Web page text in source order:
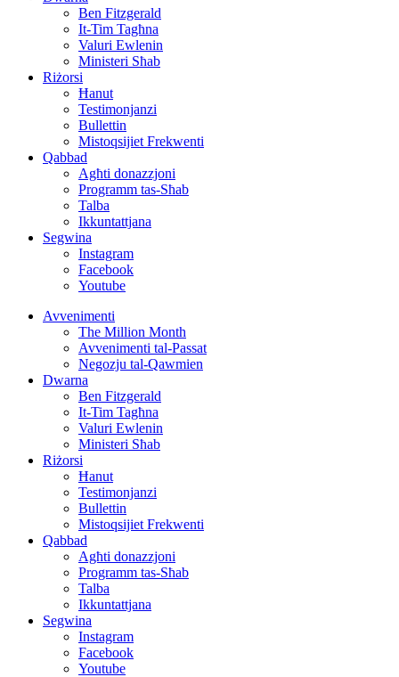
Ben Fitzgerald
It-Tim Tagħna
Valuri Ewlenin
Ministeri Sħab
Riżorsi
Ħanut
Testimonjanzi
Bullettin
Mistoqsijiet Frekwenti
Qabbad
Agħti donazzjoni
Programm tas-Sħab
Talba
Ikkuntattjana
Segwina
Instagram
Facebook
Youtube
Avvenimenti
The Million Month
Avvenimenti tal-Passat
Negozju tal-Qawmien
Dwarna
Ben Fitzgerald
It-Tim Tagħna
Valuri Ewlenin
Ministeri Sħab
Riżorsi
Ħanut
Testimonjanzi
Bullettin
Mistoqsijiet Frekwenti
Qabbad
Agħti donazzjoni
Programm tas-Sħab
Talba
Ikkuntattjana
Segwina
Instagram
Facebook
Youtube